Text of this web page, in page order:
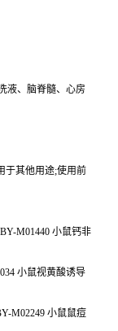
液、脑脊髓、心房
于其他用途;使用前
M01440 小鼠钙非
小鼠视黄酸诱导
M02249 小鼠鼠痘